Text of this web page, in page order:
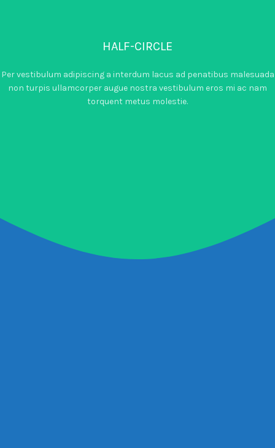
HALF-CIRCLE
Per vestibulum adipiscing a interdum lacus ad penatibus malesuada
non turpis ullamcorper augue nostra vestibulum eros mi ac nam
torquent metus molestie.